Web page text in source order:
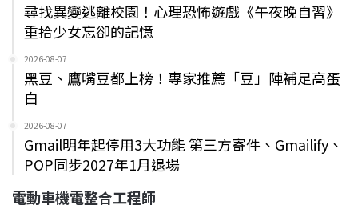
尋找異變逃離校園！心理恐怖遊戲《午夜晚自習》
重拾少女忘卻的記憶
2026-08-07
黑豆、鷹嘴豆都上榜！專家推薦「豆」陣補足高蛋
白
2026-08-07
Gmail明年起停用3大功能 第三方寄件、Gmailify、
POP同步2027年1月退場
電動車機電整合工程師